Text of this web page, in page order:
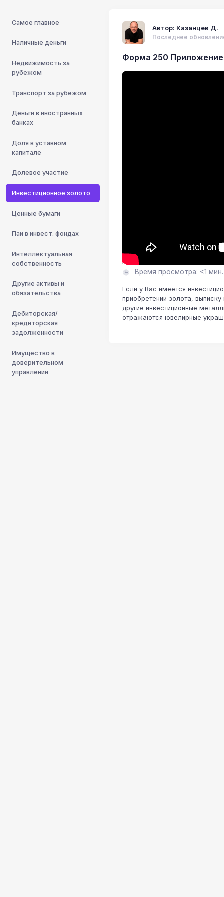
Самое главное
Наличные деньги
Недвижимость за
рубежом
Транспорт за рубежом
Деньги в иностранных
банках
Доля в уставном
капитале
Долевое участие
Инвестиционное золото
Ценные бумаги
Паи в инвест. фондах
Интеллектуальная
собственность
Другие активы и
обязательства
Дебиторская/
кредиторская
задолженности
Имущество в
доверительном
управлении
Автор: Казанцев Д.
Последнее
Форма 250 Приложение
Время просмотра: <1 мин.
Если у Вас имеется
приобретении золота,
другие инвестиционные
отражаются ювелирные